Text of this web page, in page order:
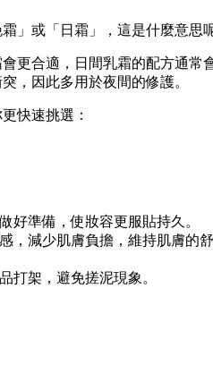
」或「日霜」，這是什麼意思
更合適，日間乳霜的配方通
，因此多用於夜間的修護。
快速挑選：
好準備，使妝容更服貼持久。
，減少肌膚負擔，維持肌膚的舒
打架，避免搓泥現象。